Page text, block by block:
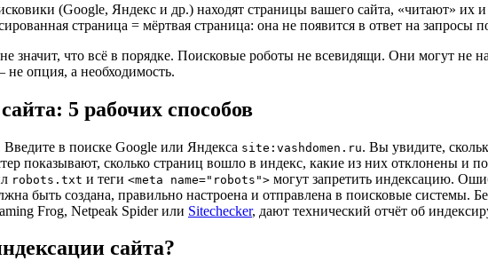
(Google, Яндекс и др.) находят страницы вашего сайта, «читают» их
страница = мёртвая страница: она не появится в ответ на запросы
значит, что всё в порядке. Поисковые роботы не всевидящи. Они могут не
опция, а необходимость.
5 рабочих способов
в поиске Google или Яндекса site:vashdomen.ru. Вы увидите,
показывают, сколько страниц вошло в индекс, какие из них отклонены и
robots.txt и теги <meta name="robots"> могут запретить индексацию.
быть создана, правильно настроена и отправлена в поисковые системы.
Frog, Netpeak Spider или Sitechecker, дают технический отчёт об
сайта?